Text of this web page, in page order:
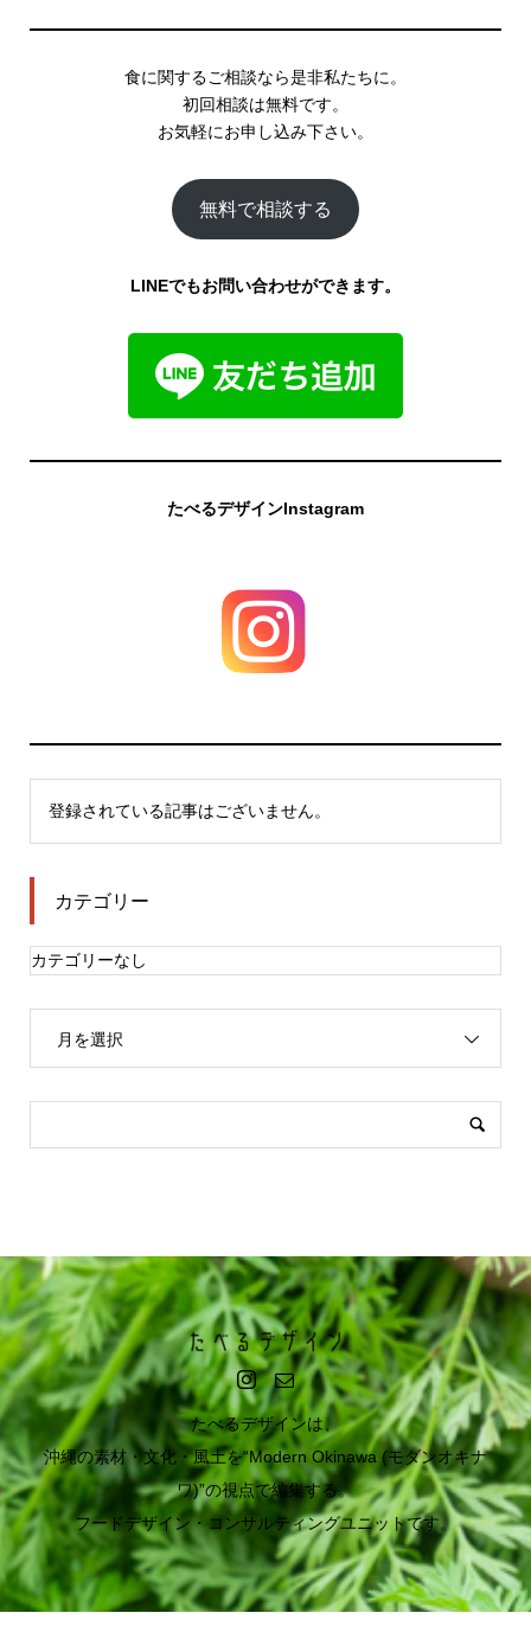
食に関するご相談なら是非私たちに。
初回相談は無料です。
お気軽にお申し込み下さい。
無料で相談する
LINEでもお問い合わせができます。
たべるデザインInstagram
登録されている記事はございません。
カテゴリー
カテゴリーなし
月を選択
たべるデザインは、
沖縄の素材・文化・風土を“Modern Okinawa (モダンオキナ
ワ)”の視点で編集する。
フードデザイン・コンサルティングユニットです。